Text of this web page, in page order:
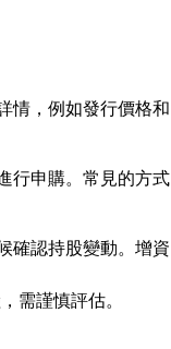
情，例如發行價格和
行申購。常見的方式
確認持股變動。增資